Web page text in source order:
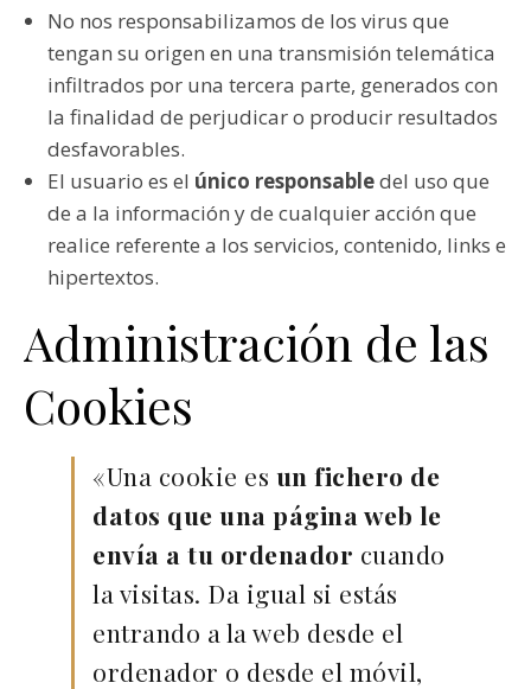
No nos responsabilizamos de los virus que
tengan su origen en una transmisión telemática
infiltrados por una tercera parte, generados con
la finalidad de perjudicar o producir resultados
desfavorables.
El usuario es el único responsabledel uso que
de a la información y de cualquier acción que
realice referente a los servicios, contenido, links e
hipertextos.
Administración de las
Cookies
«Una cookie es un fichero de
datos que una página web le
envía a tu ordenador cuando
la visitas. Da igual si estás
entrando a la web desde el
ordenador o desde el móvil,